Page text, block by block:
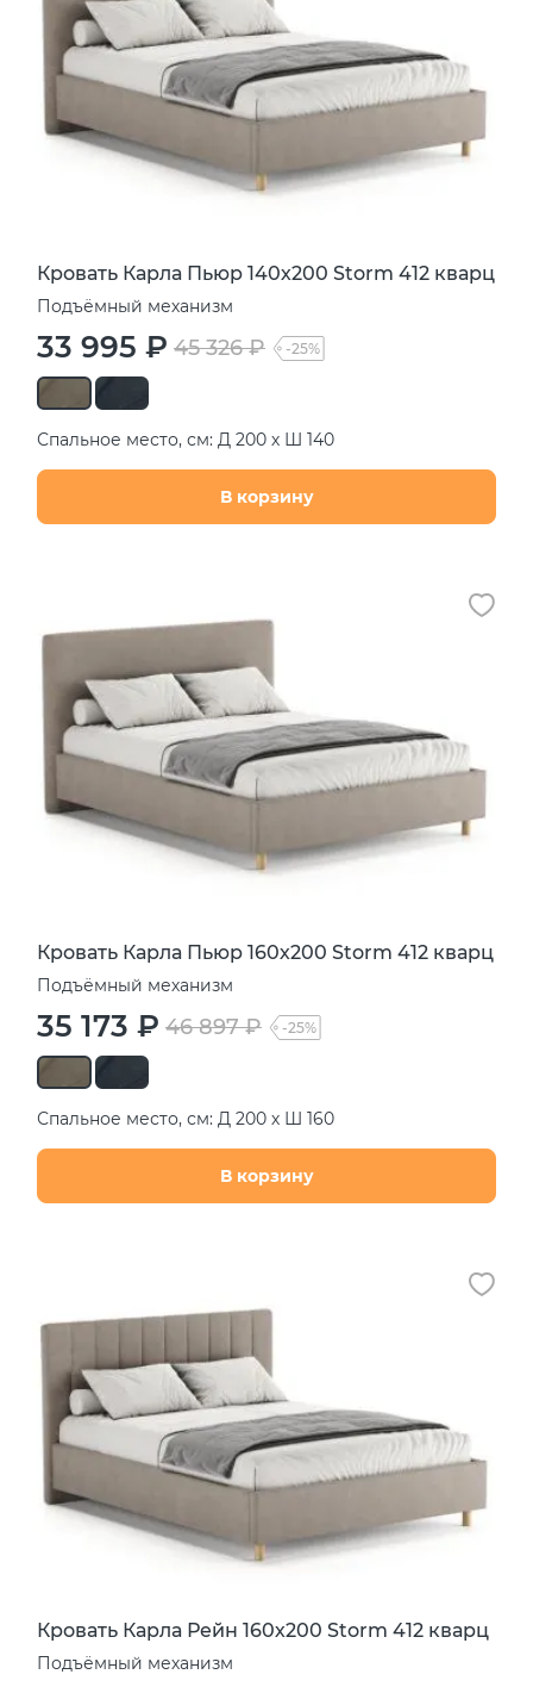
Кровать Карла Пьюр 140х200 Storm 412 кварц
Подъёмный механизм
33 995 ₽ 45 326 ₽ -25%
Спальное место, см: Д 200 х Ш 140
В корзину
Кровать Карла Пьюр 160х200 Storm 412 кварц
Подъёмный механизм
35 173 ₽ 46 897 ₽ -25%
Спальное место, см: Д 200 х Ш 160
В корзину
Кровать Карла Рейн 160х200 Storm 412 кварц
Подъёмный механизм